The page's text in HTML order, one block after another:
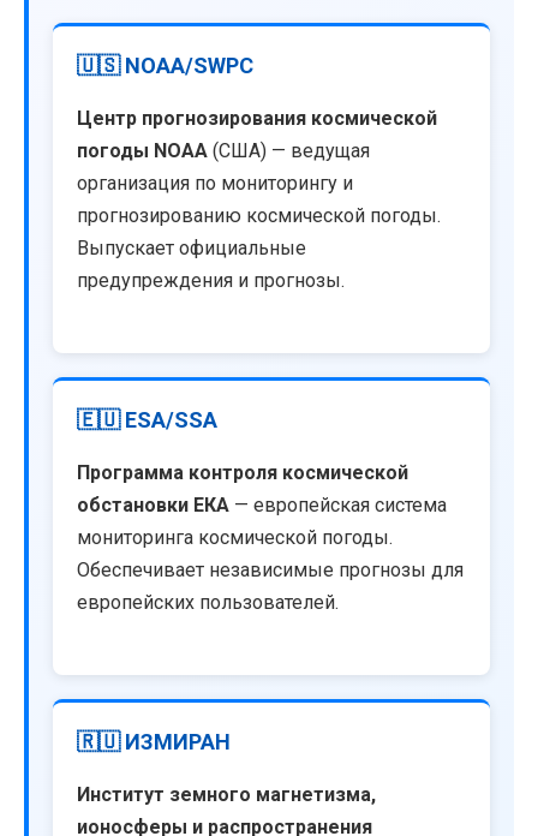
🇺🇸 NOAA/SWPC
Центр прогнозирования космической
погоды NOAA (США) — ведущая
организация по мониторингу и
прогнозированию космической погоды.
Выпускает официальные
предупреждения и прогнозы.
🇪🇺 ESA/SSA
Программа контроля космической
обстановки ЕКА — европейская система
мониторинга космической погоды.
Обеспечивает независимые прогнозы для
европейских пользователей.
🇷🇺 ИЗМИРАН
Институт земного магнетизма,
ионосферы и распространения